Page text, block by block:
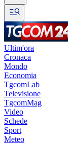
Ultim'ora
Cronaca
Mondo
Economia
TgcomLab
Televisione
TgcomMag
Video
Schede
Sport
Meteo